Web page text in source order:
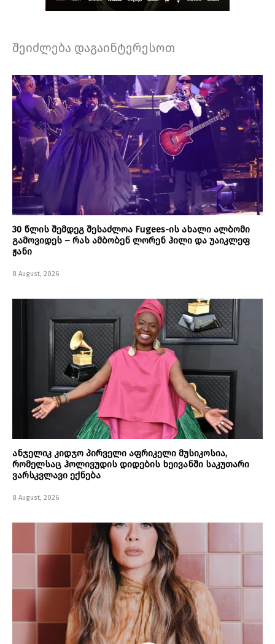
შეიძლება დაგაინტერესოთ
30 წლის შემდეგ შესაძლოა Fugees-ის ახალი ალბომი
გამოვიდეს – რას ამბობენ ლორენ ჰილი და უაიკლეფ
ჟანი
8 August, 2026
ანჯელიკ კიდჯო პირველი აფრიკელი მუსიკოსია,
რომელსაც ჰოლივუდის დიდების ხეივანში საკუთარი
ვარსკვლავი ექნება
8 August, 2026